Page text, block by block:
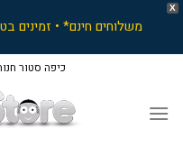
X
משלוחים חינם* • זמינים
content
כיפה סטור